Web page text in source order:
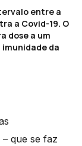
entre a
a Covid-19. O
dose a um
da
que se faz